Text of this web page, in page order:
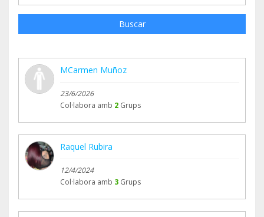
Buscar
MCarmen Muñoz
23/6/2026
Col·labora amb 2 Grups
Raquel Rubira
12/4/2024
Col·labora amb 3 Grups